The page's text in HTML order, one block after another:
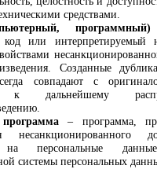
средствами.
или интерпретируемый
Созданные
совпадают с
к дальнейшему
программа– программа,
на персональные
системы персональных